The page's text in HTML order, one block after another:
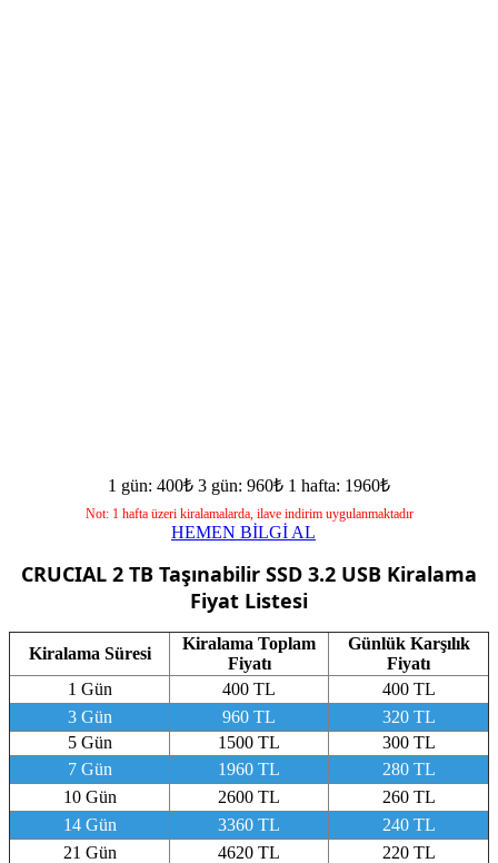
1 gün: 400₺ 3 gün: 960₺ 1 hafta: 1960₺
Not: 1 hafta üzeri kiralamalarda, ilave indirim uygulanmaktadır
HEMEN BİLGİ AL
CRUCIAL 2 TB Taşınabilir SSD 3.2 USB Kiralama
Fiyat Listesi
Kiralama Süresi
Kiralama Toplam
Fiyatı
Günlük Karşılık
Fiyatı
1 Gün
400 TL
400 TL
3 Gün
960 TL
320 TL
5 Gün
1500 TL
300 TL
7 Gün
1960 TL
280 TL
10 Gün
2600 TL
260 TL
14 Gün
3360 TL
240 TL
21 Gün
4620 TL
220 TL